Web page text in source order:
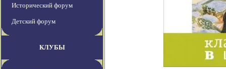
Исторический форум
Детский форум
КЛУБЫ